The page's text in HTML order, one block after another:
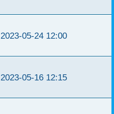
2023-05-24 12:00
2023-05-16 12:15